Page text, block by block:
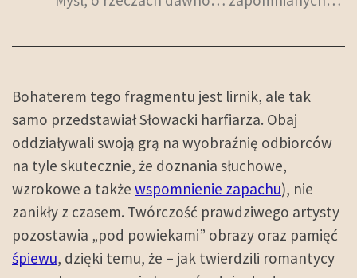
Bohaterem tego fragmentu jest lirnik, ale tak
samo przedstawiał Słowacki harfiarza. Obaj
oddziaływali swoją grą na wyobraźnię odbiorców
na tyle skutecznie, że doznania słuchowe,
wzrokowe a także wspomnienie zapachu), nie
zanikły z czasem. Twórczość prawdziwego artysty
pozostawia „pod powiekami” obrazy oraz pamięć
śpiewu, dzięki temu, że – jak twierdzili romantycy